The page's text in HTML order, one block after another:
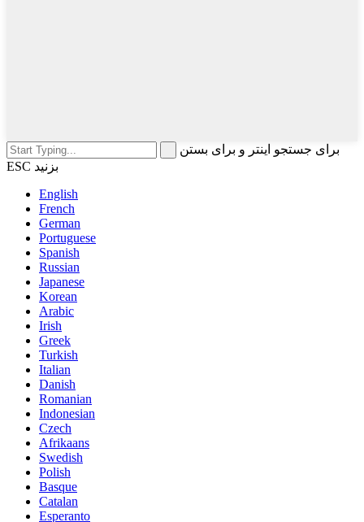
برای جستجو اینتر و برای بستن
ESC بزنید
English
French
German
Portuguese
Spanish
Russian
Japanese
Korean
Arabic
Irish
Greek
Turkish
Italian
Danish
Romanian
Indonesian
Czech
Afrikaans
Swedish
Polish
Basque
Catalan
Esperanto